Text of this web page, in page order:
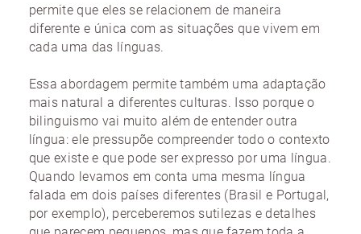
permite que eles se relacionem de maneira
diferente e única com as situações que vivem em
cada uma das línguas.
Essa abordagem permite também uma adaptação
mais natural a diferentes culturas. Isso porque o
bilinguismo vai muito além de entender outra
língua: ele pressupõe compreender todo o contexto
que existe e que pode ser expresso por uma língua.
Quando levamos em conta uma mesma língua
falada em dois países diferentes (Brasil e Portugal,
por exemplo), perceberemos sutilezas e detalhes